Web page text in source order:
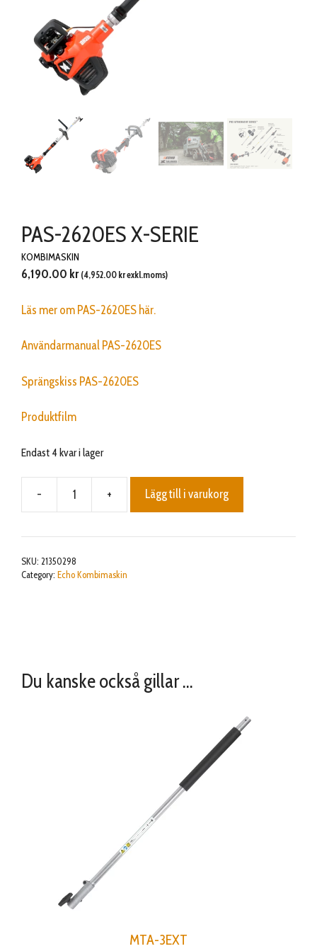
PAS-2620ES X-SERIE
KOMBIMASKIN
6,190.00 kr (4,952.00 krexkl.moms)
Läs mer om PAS-2620ES här.
Användarmanual PAS-2620ES
Sprängskiss PAS-2620ES
Produktfilm
Endast 4 kvar i lager
-
PAS-
X-
mängd
+ Lägg till i varukorg
SKU: 21350298
Category: Echo Kombimaskin
Du kanske också gillar …
MTA-3EXT